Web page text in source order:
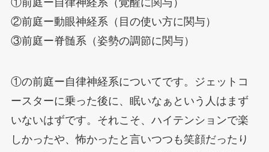
①前庭ー自律神経系（覚醒に関与）
②前庭ー動眼神経系（目の使い方に関与）
③前庭ー脊髄系（姿勢の調節に関与）
①の前庭ー自律神経系についてです。ジェットコ
ースターに乗った後に、眠いなぁという人はまず
いないはずです。それこそ、ハイテンションで楽
しかったや、怖かったと言いつつも笑顔だったり